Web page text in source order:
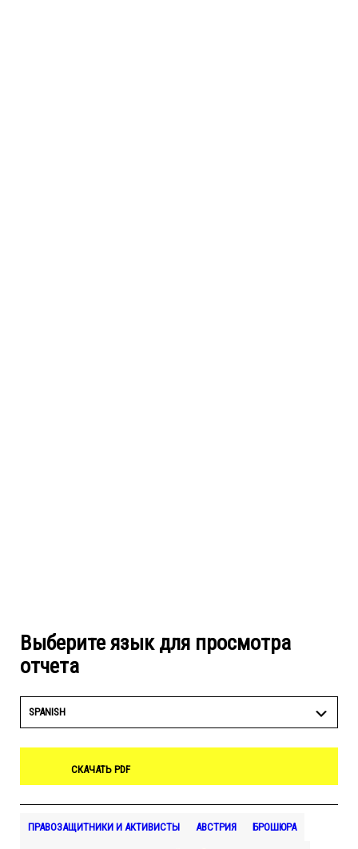
Выберите язык для просмотра
отчета
SPANISH
СКАЧАТЬ PDF
ПРАВОЗАЩИТНИКИ И АКТИВИСТЫ АВСТРИЯ БРОШЮРА